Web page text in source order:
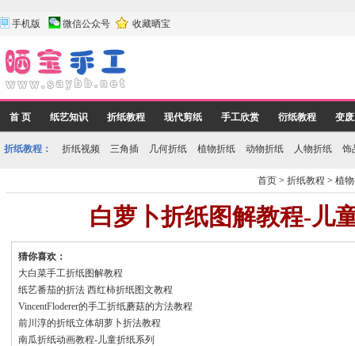
手机版 微信公众号 收藏晒宝
首 页 纸艺知识 折纸教程 现代剪纸 手工欣赏 衍纸教程 变
折纸教程： 折纸视频 三角插 几何折纸 植物折纸 动物折纸 人物折纸 饰
首页 >折纸教程 >植
白萝卜折纸图解教程-儿
猜你喜欢：
大白菜手工折纸图解教程
纸艺番茄的折法 西红柿折纸图文教程
VincentFloderer的手工折纸蘑菇的方法教程
前川淳的折纸立体胡萝卜折法教程
南瓜折纸动画教程-儿童折纸系列